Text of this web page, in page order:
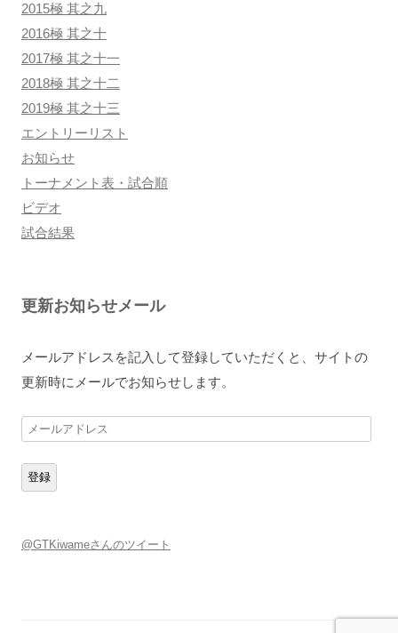
2015極 其之九
2016極 其之十
2017極 其之十一
2018極 其之十二
2019極 其之十三
エントリーリスト
お知らせ
トーナメント表・試合順
ビデオ
試合結果
更新お知らせメール
メールアドレスを記入して登録していただくと、サイトの
更新時にメールでお知らせします。
メ
ル
ア
ス
登録
@GTKiwameさんのツイート